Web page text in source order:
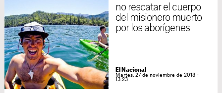
no rescatar el cuerpo
del misionero muerto
por los aborígenes
El Nacional
Martes, 27 de noviembre de 2018 -
13:23